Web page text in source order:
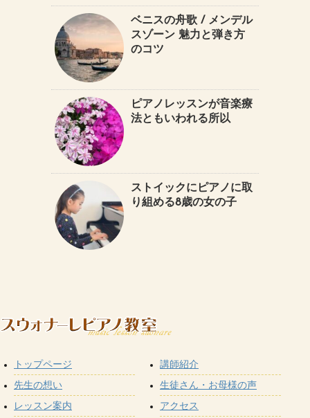
ベニスの舟歌 / メンデル
スゾーン 魅力と弾き方
のコツ
ピアノレッスンが音楽療
法ともいわれる所以
ストイックにピアノに取
り組める8歳の女の子
トップページ
先生の想い
レッスン案内
講師紹介
生徒さん・お母様の声
アクセス